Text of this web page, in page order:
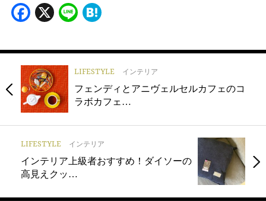
Facebook
X Line
LIFESTYLE インテリア
フェンディとアニヴェルセルカフェのコ
ラボカフェ…
LIFESTYLE インテリア
インテリア上級者おすすめ！ダイソーの
高見えクッ…